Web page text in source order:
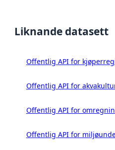
Liknande datasett
Offentlig API for
Offentlig API for
Offentlig API for
Offentlig API for